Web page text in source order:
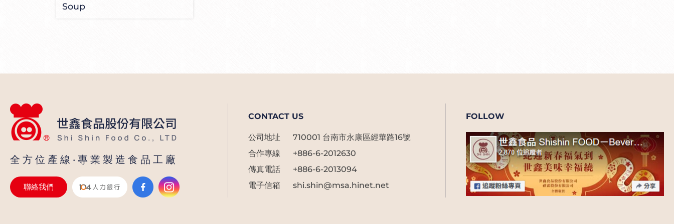
料
製
造
大
廠
Soup
全方位產線‧專業製造食品工廠
聯絡我們
CONTACT US
公司地址
710001 台南市永康區經華路16號
合作專線
+886-6-2012630
傳真電話
+886-6-2013094
電子信箱
shi.shin@msa.hinet.net
FOLLOW